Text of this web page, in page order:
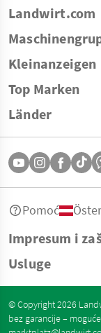
Landwirt.com
Kleinanzeigen
Top Marken
Länder
Impresum i
Usluge
Pomoć
© Copyright 2026
bez garancije –